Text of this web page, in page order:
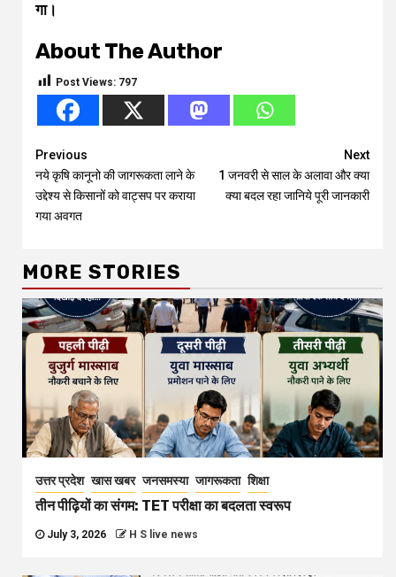
गा।
About The Author
Post Views: 797
Continue
Reading
Previous
नये कृषि कानूनो की जागरूकता लाने के
उद्देश्य से किसानों को वाट्सप पर कराया
गया अवगत
Next
1 जनवरी से साल के अलावा और क्या
क्या बदल रहा जानिये पूरी जानकारी
MORE STORIES
उत्तर प्रदेश खास खबर जनसमस्या जागरूकता शिक्षा
तीन पीढ़ियों का संगम: TET परीक्षा का बदलता स्वरूप
July 3, 2026 H S live news